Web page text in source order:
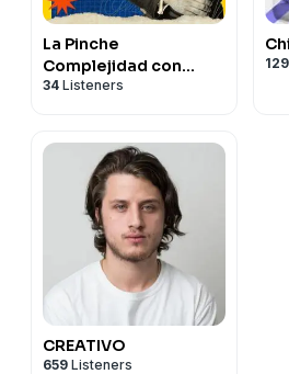
La Pinche
Complejidad con
Nicolás Alvarado
34 Listeners
129
CREATIVO
659 Listeners